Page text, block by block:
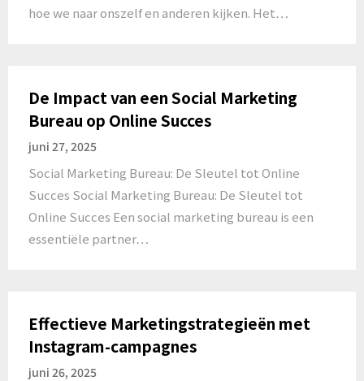
hoe we naar onszelf en anderen kijken. Het…
De Impact van een Social Marketing
Bureau op Online Succes
juni 27, 2025
Social Marketing Bureau: De Sleutel tot Online
Succes Social Marketing Bureau: De Sleutel tot
Online Succes Een social marketing bureau is een
essentiële partner…
Effectieve Marketingstrategieën met
Instagram-campagnes
juni 26, 2025